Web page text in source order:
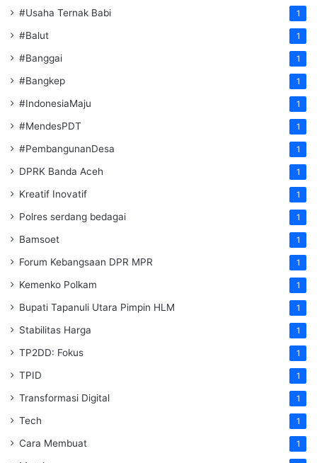
#Usaha Ternak Babi 1
#Balut 1
#Banggai 1
#Bangkep 1
#IndonesiaMaju 1
#MendesPDT 1
#PembangunanDesa 1
DPRK Banda Aceh 1
Kreatif Inovatif 1
Polres serdang bedagai 1
Bamsoet 1
Forum Kebangsaan DPR MPR 1
Kemenko Polkam 1
‎Bupati Tapanuli Utara Pimpin HLM 1
Stabilitas Harga 1
TP2DD: Fokus 1
TPID 1
Transformasi Digital 1
Tech 1
Cara Membuat 1